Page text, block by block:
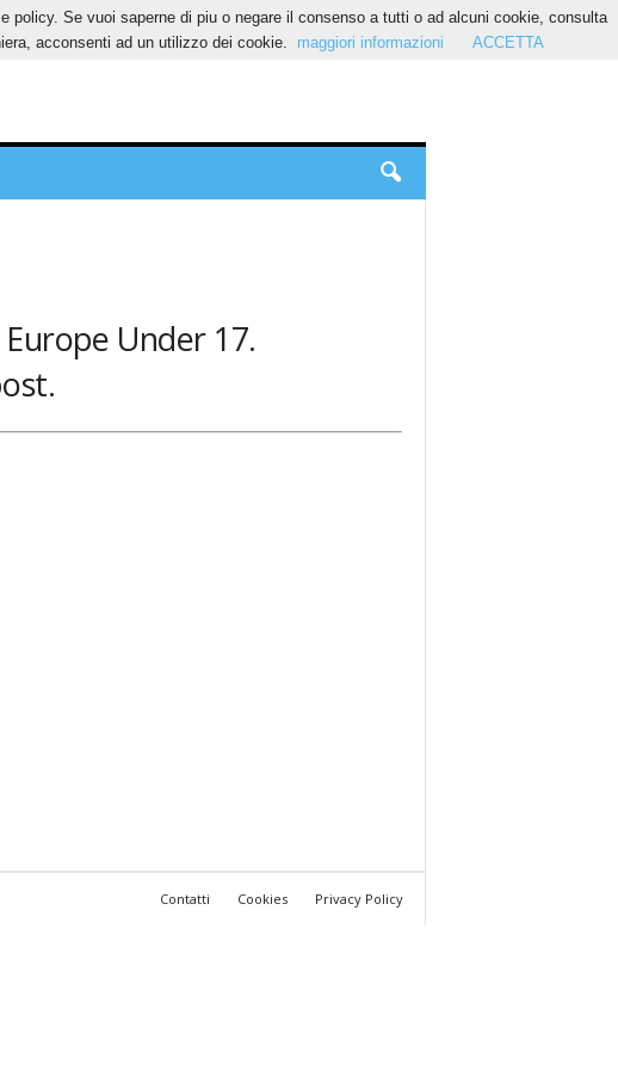
Under 17.
Contatti Cookies Privacy Policy
Se vuoi saperne di piu o negare il consenso a tutti o ad alcuni cookie, consulta
acconsenti ad un utilizzo dei cookie.
maggiori informazioni ACCETTA